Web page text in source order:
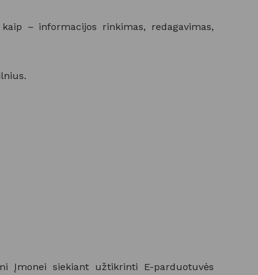
– informacijos rinkimas, redagavimas,
Įmonei siekiant užtikrinti E-parduotuvės